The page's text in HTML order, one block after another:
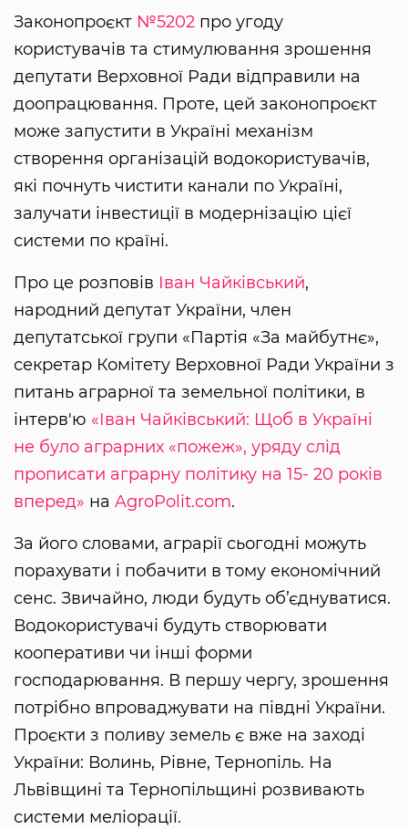
Законопроєкт №5202 про угоду
користувачів та стимулювання зрошення
депутати Верховної Ради відправили на
доопрацювання. Проте, цей законопроєкт
може запустити в Україні механізм
створення організацій водокористувачів,
які почнуть чистити канали по Україні,
залучати інвестиції в модернізацію цієї
системи по країні.
Про це розповів Іван Чайківський,
народний депутат України, член
депутатської групи «Партія «За майбутнє»,
секретар Комітету Верховної Ради України з
питань аграрної та земельної політики, в
інтерв'ю «Іван Чайківський: Щоб в Україні
не було аграрних «пожеж», уряду слід
прописати аграрну політику на 15- 20 років
вперед» на AgroPolit.com.
За його словами, аграрії сьогодні можуть
порахувати і побачити в тому економічний
сенс. Звичайно, люди будуть об’єднуватися.
Водокористувачі будуть створювати
кооперативи чи інші форми
господарювання. В першу чергу, зрошення
потрібно впроваджувати на півдні України.
Проєкти з поливу земель є вже на заході
України: Волинь, Рівне, Тернопіль. На
Львівщині та Тернопільщині розвивають
системи меліорації.